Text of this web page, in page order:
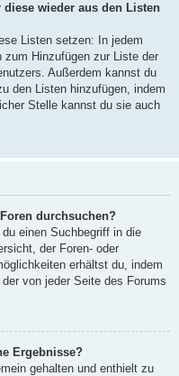
wieder aus den Listen
Listen setzen: In jedem
Hinzufügen zur Liste der
Außerdem kannst du
den Listen hinzufügen, indem
Stelle kannst du sie auch
durchsuchen?
einen Suchbegriff in die
der Foren- oder
erhältst du, indem
von jeder Seite des Forums
Ergebnisse?
gehalten und enthielt zu